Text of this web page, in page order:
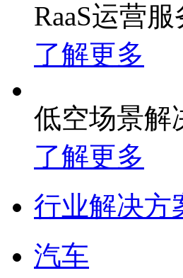
RaaS运营
了解更多
低空场景解
了解更多
行业解决方
汽车